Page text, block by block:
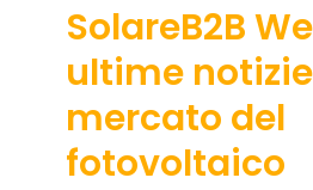
SolareB2B
ultime
mercato del
fotovoltaico